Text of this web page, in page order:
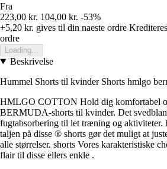
Fra
223,00 kr. 104,00 kr. -53%
+5,20 kr. gives til din naeste ordre
ordre
Loading...
Beskrivelse
Hummel Shorts til kvinder Shorts hmlgo
HMLGO COTTON Hold dig komfortabel
BERMUDA-shorts til kvinder. Det
fugtabsorbering til let træning og aktiviteter.
taljen på disse ® shorts gør det muligt at
alle størrelser. shorts Vores karakteristiske
flair til disse ellers enkle .